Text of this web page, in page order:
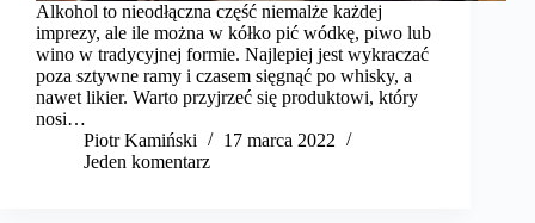
Alkohol to nieodłączna część niemalże każdej
imprezy, ale ile można w kółko pić wódkę, piwo lub
wino w tradycyjnej formie. Najlepiej jest wykraczać
poza sztywne ramy i czasem sięgnąć po whisky, a
nawet likier. Warto przyjrzeć się produktowi, który
nosi…
Piotr Kamiński
17 marca 2022
Jeden komentarz